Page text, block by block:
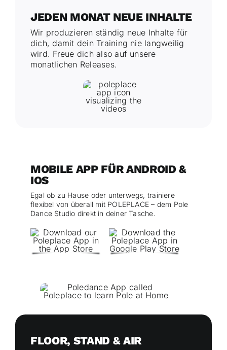
JEDEN MONAT NEUE INHALTE
Wir produzieren ständig neue Inhalte für
dich, damit dein Training nie langweilig
wird. Freue dich also auf unsere
monatlichen Releases.
MOBILE APP FÜR ANDROID &
IOS
Egal ob zu Hause oder unterwegs, trainiere
flexibel von überall mit POLEPLACE – dem Pole
Dance Studio direkt in deiner Tasche.
FLOOR, STAND & AIR